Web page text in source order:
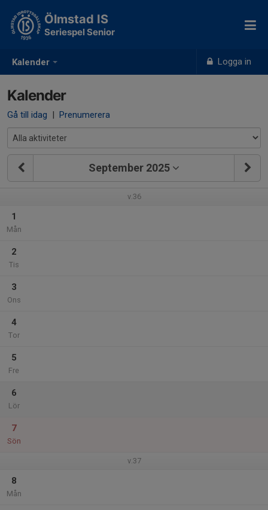
Kalender Logga in
Ölmstad IS
Seriespel Senior
Kalender
Gå till idag | Prenumerera
September 2025
v.36
1
Mån
2
Tis
3
Ons
4
Tor
5
Fre
6
Lör
7
Sön
v.37
8
Mån